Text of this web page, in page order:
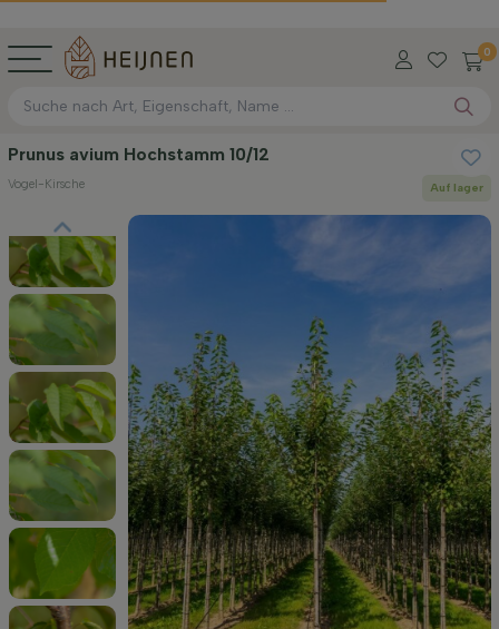
0
Prunus avium Hochstamm 10/12
Vogel-Kirsche Auf lager